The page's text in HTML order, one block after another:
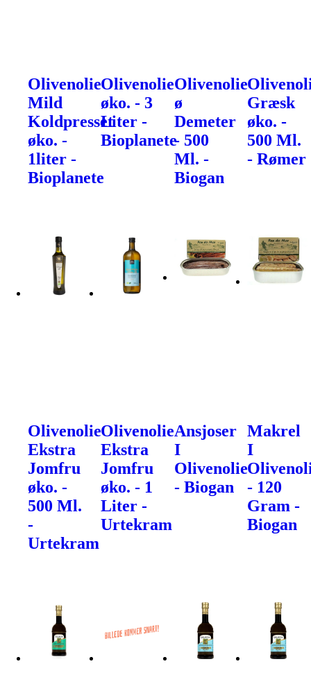
Olivenolie
Mild
Koldpresset
øko. -
1liter -
Bioplanete
Olivenolie
øko. - 3
Liter -
Bioplanete
Olivenolie
ø
Demeter
- 500
Ml. -
Biogan
Græsk
øko. -
500 Ml.
- Rømer
Olivenolie
Ekstra
Jomfru
øko. -
500 Ml.
-
Urtekram
Olivenolie
Ekstra
Jomfru
øko. - 1
Liter -
Urtekram
Ansjoser
I
Olivenolie
- Biogan
Makrel
I
- 120
Gram -
Biogan